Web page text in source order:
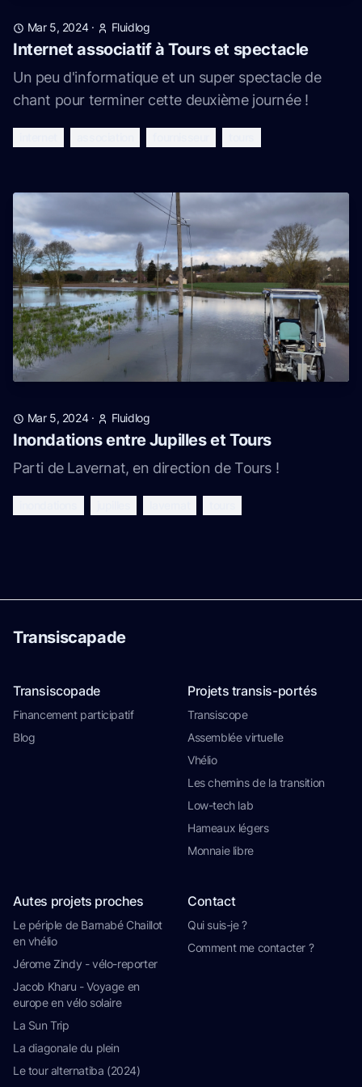
Mar 5, 2024· Fluidlog
Internet associatif à Tours et spectacle
Un peu d'informatique et un super spectacle de
chant pour terminer cette deuxième journée !
Mar 5, 2024· Fluidlog
Inondations entre Jupilles et Tours
Parti de Lavernat, en direction de Tours !
Transiscapade
Transiscopade
Financement participatif
Blog
Projets transis-portés
Transiscope
Assemblée virtuelle
Vhélio
Les chemins de la transition
Low-tech lab
Hameaux légers
Monnaie libre
Autes projets proches
Le périple de Barnabé Chaillot
en vhélio
Jérome Zindy - vélo-reporter
Jacob Kharu - Voyage en
europe en vélo solaire
La Sun Trip
La diagonale du plein
Le tour alternatiba (2024)
Contact
Qui suis-je ?
Comment me contacter ?